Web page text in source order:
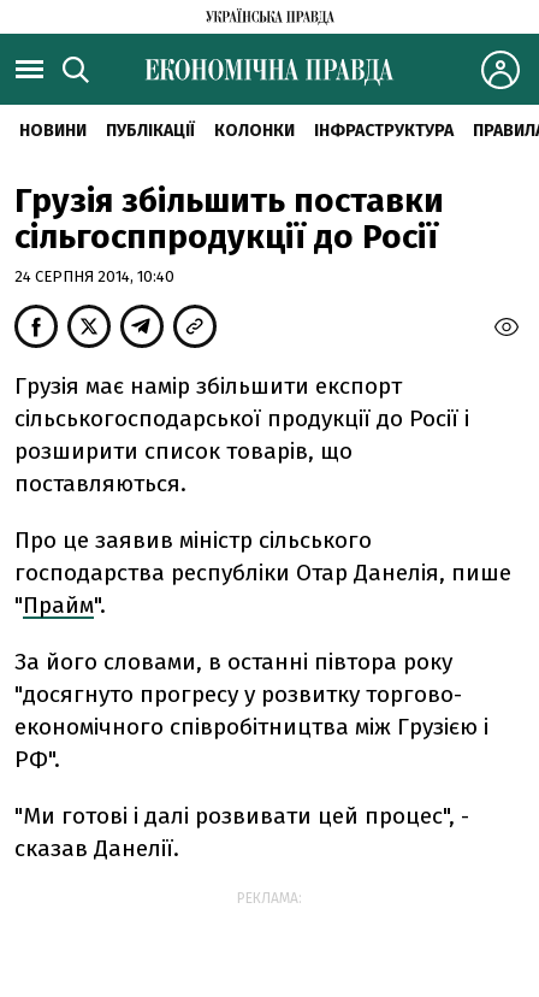
НОВИНИ ПУБЛІКАЦІЇ КОЛОНКИ ІНФРАСТРУКТУРА
Грузія збільшить поставки
сільгосппродукції до Росії
24 СЕРПНЯ 2014, 10:40
Грузія має намір збільшити експорт
сільськогосподарської продукції до Росії і
розширити список товарів, що
поставляються.
Про це заявив міністр сільського
господарства республіки Отар Данелія, пише
"Прайм".
За його словами, в останні півтора року
"досягнуто прогресу у розвитку торгово-
економічного співробітництва між Грузією і
РФ".
"Ми готові і далі розвивати цей процес", -
сказав Данелії.
РЕКЛАМА: